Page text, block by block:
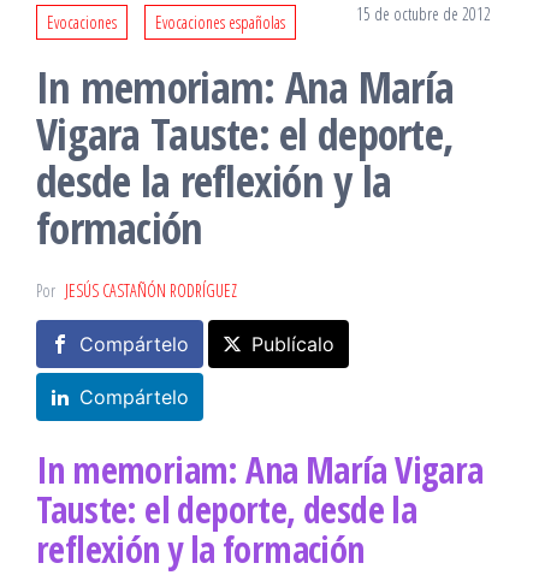
Evocaciones Evocaciones españolas 15 de octubre de 2012
In memoriam: Ana María
Vigara Tauste: el deporte,
desde la reflexión y la
formación
Por JESÚS CASTAÑÓN RODRÍGUEZ
Compártelo Publícalo
Compártelo
In memoriam: Ana María Vigara
Tauste: el deporte, desde la
reflexión y la formación